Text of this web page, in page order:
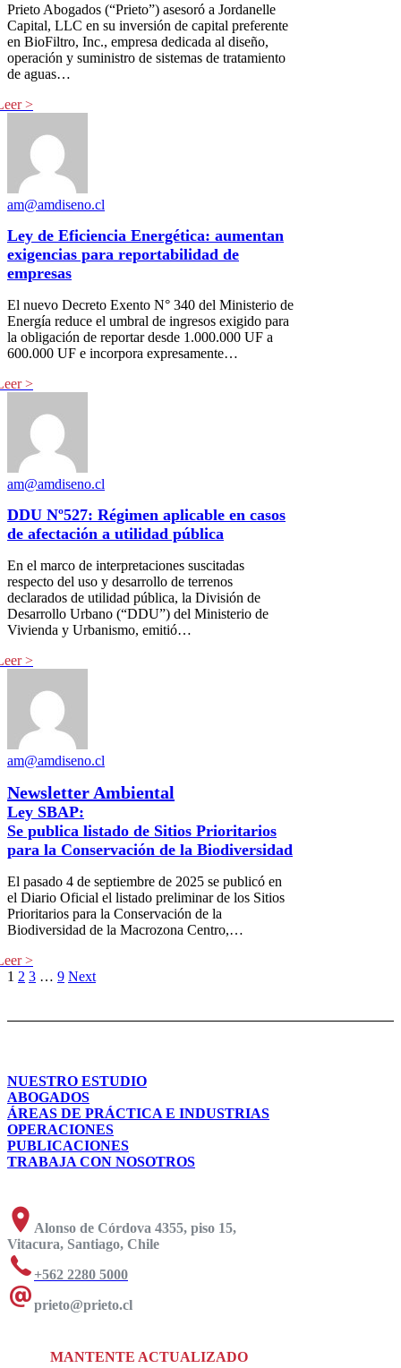
Prieto Abogados (“Prieto”) asesoró a Jordanelle
Capital, LLC en su inversión de capital preferente
en BioFiltro, Inc., empresa dedicada al diseño,
operación y suministro de sistemas de tratamiento
de aguas…
am@amdiseno.cl
Ley de Eficiencia Energética: aumentan
exigencias para reportabilidad de
empresas
El nuevo Decreto Exento N° 340 del Ministerio de
Energía reduce el umbral de ingresos exigido para
la obligación de reportar desde 1.000.000 UF a
600.000 UF e incorpora expresamente…
am@amdiseno.cl
DDU Nº527: Régimen aplicable en casos
de afectación a utilidad pública
En el marco de interpretaciones suscitadas
respecto del uso y desarrollo de terrenos
declarados de utilidad pública, la División de
Desarrollo Urbano (“DDU”) del Ministerio de
Vivienda y Urbanismo, emitió…
am@amdiseno.cl
Newsletter Ambiental
Ley SBAP:
Se publica listado de Sitios Prioritarios
para la Conservación de la Biodiversidad
El pasado 4 de septiembre de 2025 se publicó en
el Diario Oficial el listado preliminar de los Sitios
Prioritarios para la Conservación de la
Biodiversidad de la Macrozona Centro,…
1 2 3 … 9 Next
NUESTRO ESTUDIO
ABOGADOS
ÁREAS DE PRÁCTICA E INDUSTRIAS
OPERACIONES
PUBLICACIONES
TRABAJA CON NOSOTROS
Alonso de Córdova 4355, piso 15,
Vitacura, Santiago, Chile
+562 2280 5000
prieto@prieto.cl
MANTENTE ACTUALIZADO